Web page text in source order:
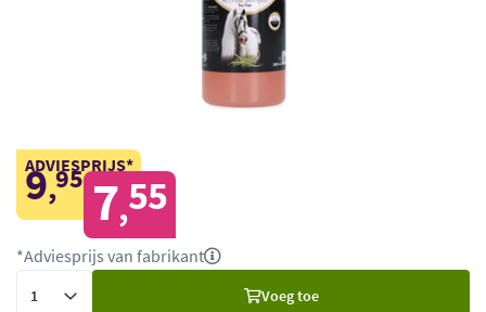
ADVIESPRIJS*
9,95 7,55
*Adviesprijs van fabrikant
Voeg toe